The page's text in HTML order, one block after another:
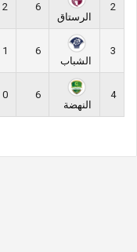
2
الرستاق
6
2
3
الشباب
6
1
4
النهضة
6
0